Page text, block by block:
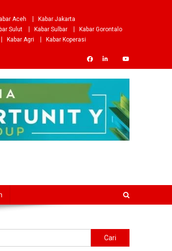
Aceh
Kabar Jakarta
Sulut Kabar Sulbar
Kabar Gorontalo
Kabar Agri
Kabar Koperasi
untuk: